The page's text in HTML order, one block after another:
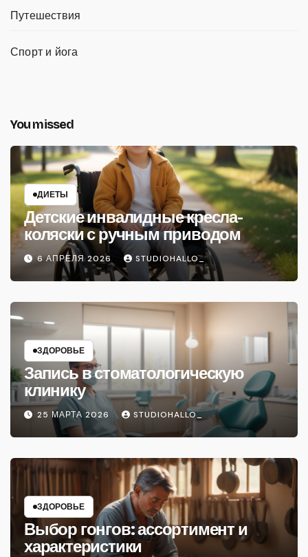
Путешествия
Спорт и йога
You missed
ДИЕТЫ
Детские инвалидные кресла-
коляски с ручным приводом
6 АПРЕЛЯ 2026 STUDIOHALLO_
ЗДОРОВЬЕ
Запись в стоматологическую
клинику
25 МАРТА 2026 STUDIOHALLO_
ЗДОРОВЬЕ
Выбор гонгов: ассортимент и
характеристики